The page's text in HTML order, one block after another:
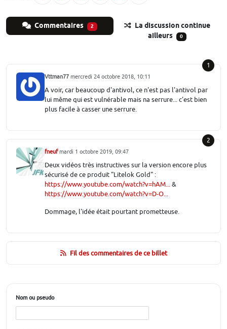
Commentaires 2
La discussion continue
ailleurs
0
1
Vttman77 mercredi 24 octobre 2018, 10:11
A voir, car beaucoup d'antivol, ce n'est pas l'antivol par
lui même qui est vulnérable mais na serrure... c'est bien
plus facile à casser une serrure.
2
fneufmardi 1 octobre 2019, 09:47
Deux vidéos très instructives sur la version encore plus
sécurisé de ce produit "Litelok Gold" :
https://www.youtube.com/watch?v=hAM...&
https://www.youtube.com/watch?v=D-O...
Dommage, l'idée était pourtant prometteuse.
Fil des commentaires de ce billet
Nom ou pseudo